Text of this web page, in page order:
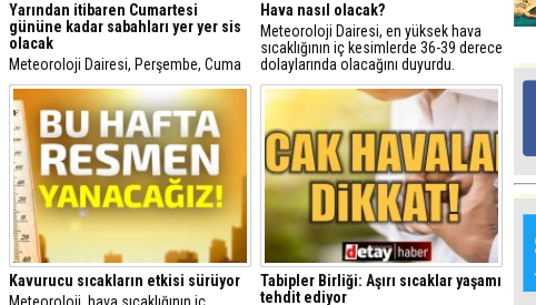
Yarından itibaren Cumartesi
gününe kadar sabahları yer yer sis
olacak
Meteoroloji Dairesi, Perşembe, Cuma
ve Cumartesi sabahları yer yer sis
olacağını duyurdu.
Hava nasıl olacak?
Meteoroloji Dairesi, en yüksek hava
sıcaklığının iç kesimlerde 36-39 derece
dolaylarında olacağını duyurdu.
Kavurucu sıcakların etkisi sürüyor
Tabipler Birliği: Aşırı sıcaklar yaşamı
tehdit ediyor